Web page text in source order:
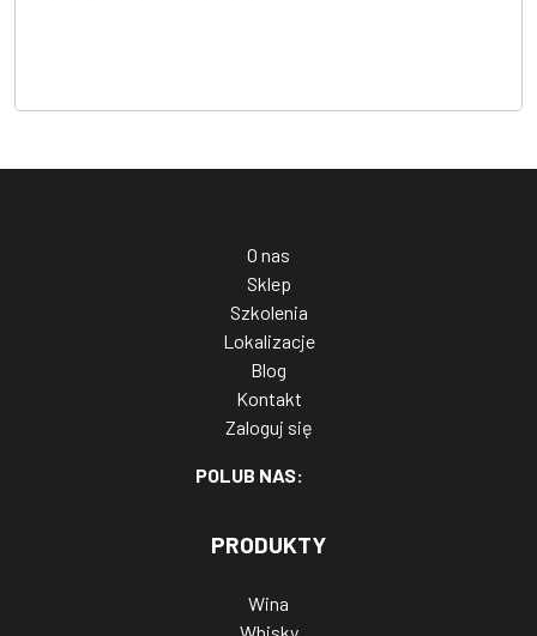
O nas
Sklep
Szkolenia
Lokalizacje
Blog
Kontakt
Zaloguj się
POLUB NAS:
PRODUKTY
Wina